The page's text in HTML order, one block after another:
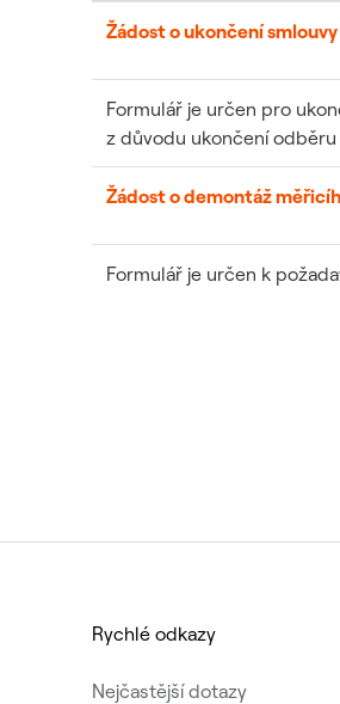
Žádost o ukončení smlouvy
Formulář je určen pro
z důvodu ukončení
Žádost o demontáž
Formulář je určen k
Rychlé odkazy
Nejčastější dotazy